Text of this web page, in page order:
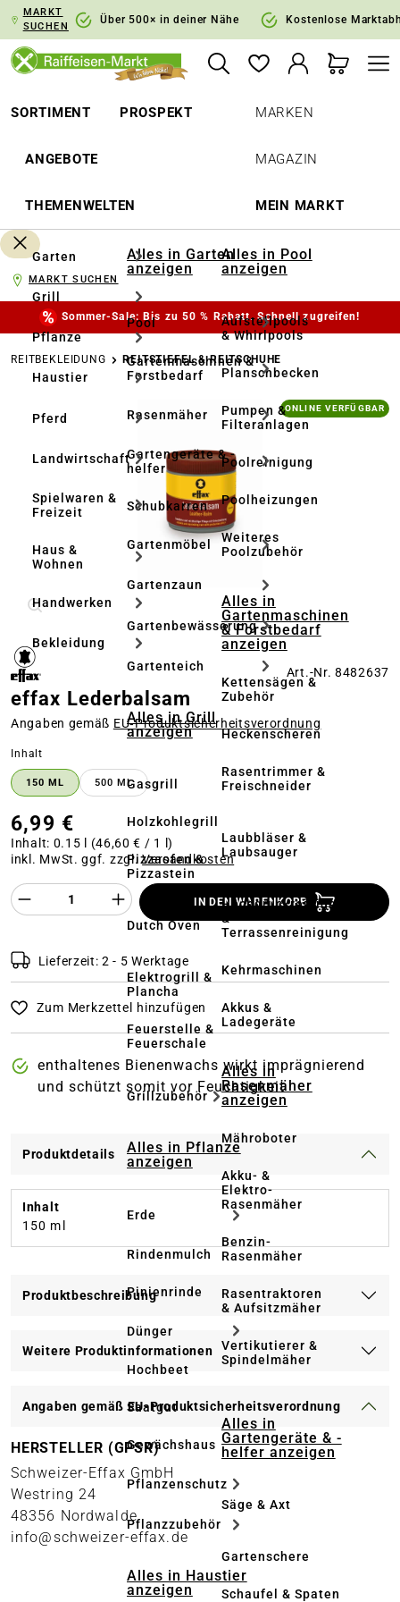
Zur Hauptnavigation springen
MARKT
SUCHEN
Über 500× in deiner Nähe Kostenlose
SORTIMENT PROSPEKT
ANGEBOTE
THEMENWELTEN
MARKEN
MAGAZIN
MEIN MARKT
Garten
Grill
Pflanze
Haustier
Pferd
Landwirtschaft
Spielwaren &
Freizeit
Haus &
Wohnen
Handwerken
Bekleidung
Alles in Garten
anzeigen
Pool
Gartenmaschinen &
Forstbedarf
Rasenmäher
Gartengeräte & -
helfer
Schubkarren
Gartenmöbel
Gartenzaun
Gartenbewässerung
Gartenteich
Alles in Grill
anzeigen
Gasgrill
Holzkohlegrill
Pizzaofen &
Pizzastein
Dutch Oven
Elektrogrill &
Plancha
Feuerstelle &
Feuerschale
Grillzubehör
Alles in Pflanze
anzeigen
Erde
Rindenmulch
Pinienrinde
Dünger
Hochbeet
Saatgut
Gewächshaus
Pflanzenschutz
Pflanzzubehör
Alles in Haustier
anzeigen
Alles in Pool
anzeigen
Aufstellpools
& Whirlpools
Planschbecken
Pumpen &
Filteranlagen
Poolreinigung
Poolheizungen
Weiteres
Poolzubehör
Alles in
Gartenmaschinen
& Forstbedarf
anzeigen
Kettensägen &
Zubehör
Heckenscheren
Rasentrimmer &
Freischneider
Laubbläser &
Laubsauger
Hochdruckreiniger
&
Terrassenreinigung
Kehrmaschinen
Akkus &
Ladegeräte
Alles in
Rasenmäher
anzeigen
Mähroboter
Akku- &
Elektro-
Rasenmäher
Benzin-
Rasenmäher
Rasentraktoren
& Aufsitzmäher
Vertikutierer &
Spindelmäher
Alles in
Gartengeräte & -
helfer anzeigen
Säge & Axt
Gartenschere
Schaufel & Spaten
MARKT SUCHEN
Sommer-Sale: Bis zu 50 % Rabatt. Schnell zugreifen!
REITBEKLEIDUNG REITSTIEFEL & REITSCHUHE
Bildergalerie überspringen ONLINE VERFÜGBAR
Art.-Nr. 8482637
effax Lederbalsam
Angaben gemäß EU‑Produktsicherheitsverordnung
Inhalt
150 ML 500 ML
6,99 €
Inhalt: 0.15 l (46,60 € / 1 l)
inkl. MwSt. ggf. zzgl.Versandkosten
Produkt Anzahl des Produktes
IN DEN WARENKORB
Lieferzeit: 2 - 5 Werktage
Zum Merkzettel hinzufügen
enthaltenes Bienenwachs wirkt imprägnierend
und schützt somit vor Feuchtigkeit
Produktdetails
Inhalt
150 ml
Produktbeschreibung
Weitere Produktinformationen
Angaben gemäß EU-Produktsicherheitsverordnung
HERSTELLER (GPSR)
Schweizer-Effax GmbH
Westring 24
48356 Nordwalde
info@schweizer-effax.de